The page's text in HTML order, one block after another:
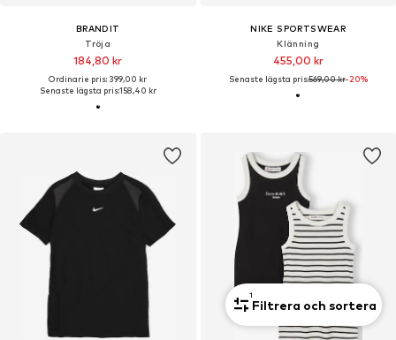
BRANDIT
Tröja
184,80 kr
Ordinarie pris: 399,00 kr
Senaste lägsta pris:158,40 kr
NIKE SPORTSWEAR
Klänning
455,00 kr
Senaste lägsta pris:569,00 kr-20%
1
Filtrera och sortera